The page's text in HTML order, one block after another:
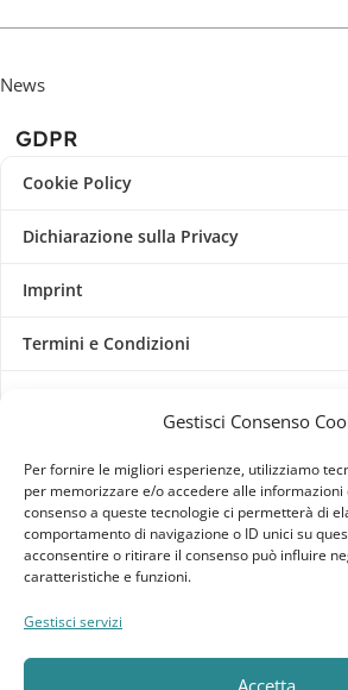
Gestisci Consenso
Per fornire le migliori esperienze, utilizziamo
per memorizzare e/o accedere alle informazioni
consenso a queste tecnologie ci permetterà di
comportamento di navigazione o ID unici su
acconsentire o ritirare il consenso può influire
caratteristiche e funzioni.
Gestisci servizi
Accetta
News
GDPR
Cookie Policy
Dichiarazione sulla Privacy
Imprint
Termini e Condizioni
Pagine Dedicate
Raffrescatori Evaporativi Industriali
CLIENTE
Bacheca cliente